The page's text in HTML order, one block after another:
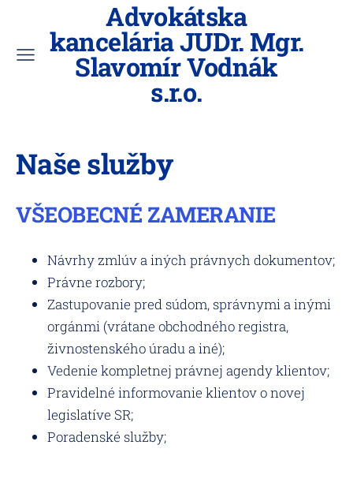
Advokátska
kancelária JUDr. Mgr.
Slavomír Vodnák
s.r.o.
Naše služby
VŠEOBECNÉ ZAMERANIE
Návrhy zmlúv a iných právnych dokumentov;
Právne rozbory;
Zastupovanie pred súdom, správnymi a inými
orgánmi (vrátane obchodného registra,
živnostenského úradu a iné);
Vedenie kompletnej právnej agendy klientov;
Pravidelné informovanie klientov o novej
legislatíve SR;
Poradenské služby;